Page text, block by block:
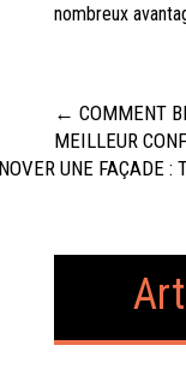
nombreux
← COMMENT
MEILLEUR
UNE FAÇADE :